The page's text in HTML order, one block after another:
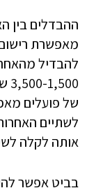
ההבדלים בין
מאפשרת
להבדיל
של פועלים
לשתיים
אותה לקלה